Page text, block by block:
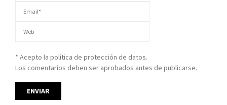
* Acepto la política de protección de datos.
Los comentarios deben ser aprobados antes de publicarse.